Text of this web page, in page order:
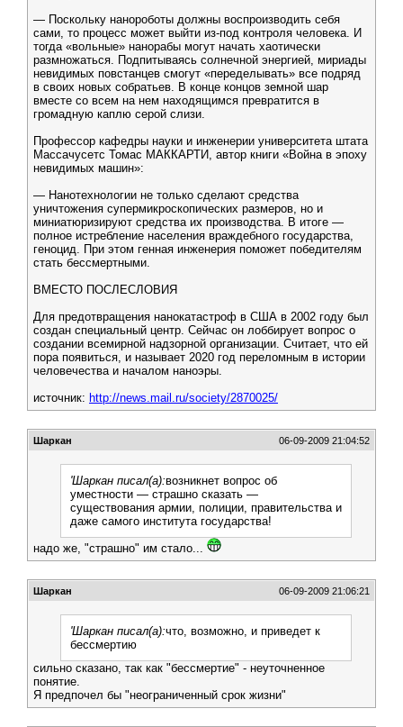
— Поскольку нанороботы должны воспроизводить себя
сами, то процесс может выйти из-под контроля человека. И
тогда «вольные» нанорабы могут начать хаотически
размножаться. Подпитываясь солнечной энергией, мириады
невидимых повстанцев смогут «переделывать» все подряд
в своих новых собратьев. В конце концов земной шар
вместе со всем на нем находящимся превратится в
громадную каплю серой слизи.
Профессор кафедры науки и инженерии университета штата
Массачусетс Томас МАККАРТИ, автор книги «Война в эпоху
невидимых машин»:
— Нанотехнологии не только сделают средства
уничтожения супермикроскопических размеров, но и
миниатюризируют средства их производства. В итоге —
полное истребление населения враждебного государства,
геноцид. При этом генная инженерия поможет победителям
стать бессмертными.
ВМЕСТО ПОСЛЕСЛОВИЯ
Для предотвращения нанокатастроф в США в 2002 году был
создан специальный центр. Сейчас он лоббирует вопрос о
создании всемирной надзорной организации. Считает, что ей
пора появиться, и называет 2020 год переломным в истории
человечества и началом наноэры.
источник: http://news.mail.ru/society/2870025/
Шаркан 06-09-2009 21:04:52
'Шаркан писал(а):возникнет вопрос об
уместности — страшно сказать —
существования армии, полиции, правительства и
даже самого института государства!
надо же, "страшно" им стало...
Шаркан 06-09-2009 21:06:21
'Шаркан писал(а):что, возможно, и приведет к
бессмертию
сильно сказано, так как "бессмертие" - неуточненное
понятие.
Я предпочел бы "неограниченный срок жизни"